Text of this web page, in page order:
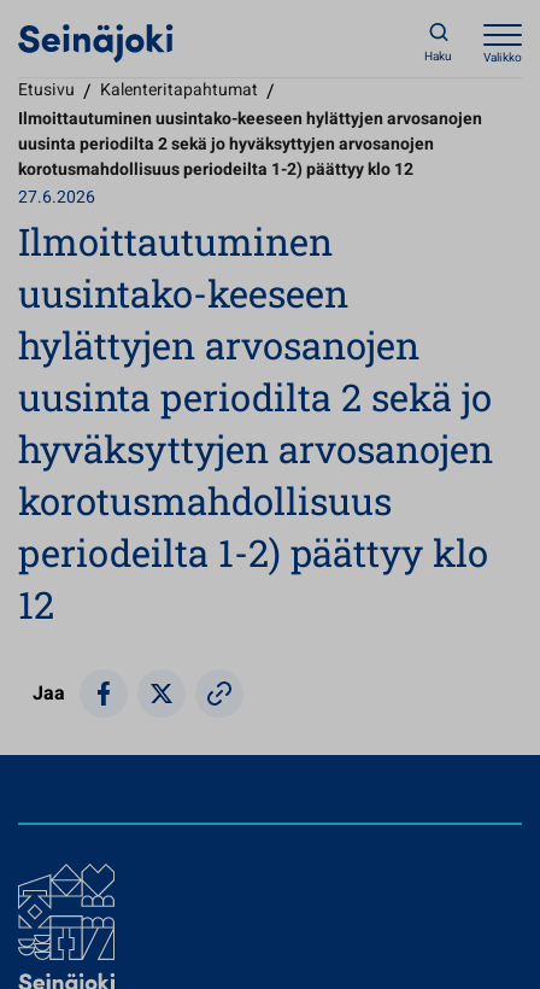
Haku Valikko
Etusivu / Kalenteritapahtumat /
Ilmoittautuminen uusintako-keeseen hylättyjen arvosanojen
uusinta periodilta 2 sekä jo hyväksyttyjen arvosanojen
korotusmahdollisuus periodeilta 1-2) päättyy klo 12
27.6.2026
Ilmoittautuminen
uusintako-keeseen
hylättyjen arvosanojen
uusinta periodilta 2 sekä jo
hyväksyttyjen arvosanojen
korotusmahdollisuus
periodeilta 1-2) päättyy klo
12
Jaa